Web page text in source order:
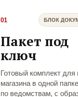
01 БЛОК
Пакет под
ключ
Готовый комплект для
магазина в одной
по ведомствам, с